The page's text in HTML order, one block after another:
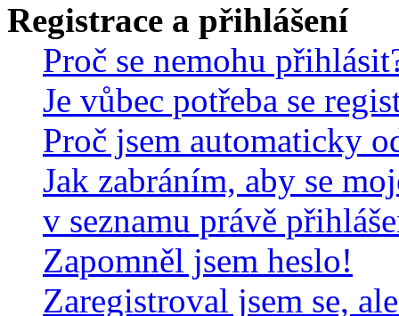
Registrace a přihlášení
Proč se nemohu
Je vůbec potřeba se
Proč jsem automaticky
Jak zabráním, aby se
v seznamu právě
Zapomněl jsem heslo!
Zaregistroval jsem se,